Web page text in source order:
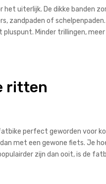
uiterlijk. De dikke banden
zandpaden of
Minder trillingen,
ritten
perfect geworden voor
met een gewone fiets. Je
zijn dan ooit, is de